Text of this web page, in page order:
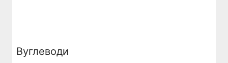
Вуглеводи